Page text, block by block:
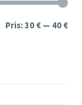
Min
Pris:30 € — 40 €